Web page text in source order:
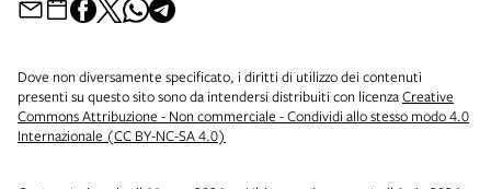
Dove non diversamente specificato, i diritti di utilizzo dei contenuti
presenti su questo sito sono da intendersi distribuiti con licenzaCreative
Commons Attribuzione - Non commerciale - Condividi allo stesso modo 4.0
Internazionale (CC BY-NC-SA 4.0)